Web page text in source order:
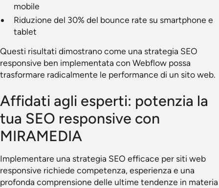
mobile
Riduzione del 30% del bounce rate su smartphone e
tablet
Questi risultati dimostrano come una strategia SEO
responsive ben implementata con Webflow possa
trasformare radicalmente le performance di un sito web.
Affidati agli esperti: potenzia la
tua SEO responsive con
MIRAMEDIA
Implementare una strategia SEO efficace per siti web
responsive richiede competenza, esperienza e una
profonda comprensione delle ultime tendenze in materia